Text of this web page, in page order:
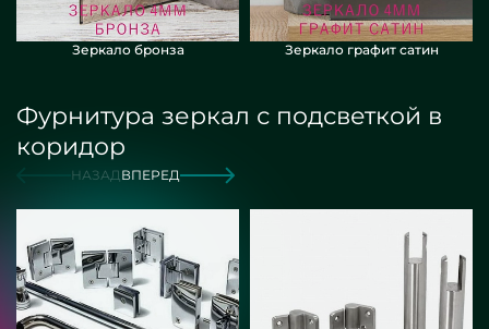
Зеркало бронза Зеркало графит сатин
Фурнитура зеркал с подсветкой в
коридор
НАЗАДВПЕРЕД